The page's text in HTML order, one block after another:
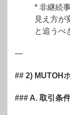
* 非継続
見え方が
と追うべ
—
## 2) MUTOH
### A. 取引条